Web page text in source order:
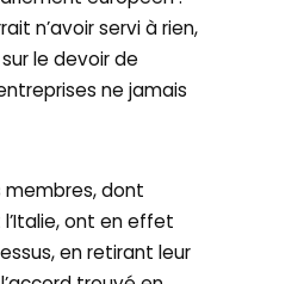
n’avoir servi à rien,
le devoir de
ne jamais
membres, dont
l’Italie, ont en effet
en retirant leur